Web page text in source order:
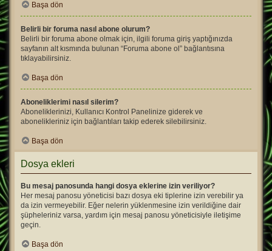
Başa dön
Belirli bir foruma nasıl abone olurum?
Belirli bir foruma abone olmak için, ilgili foruma giriş yaptığınızda
sayfanın alt kısmında bulunan “Foruma abone ol” bağlantısına
tıklayabilirsiniz.
Başa dön
Aboneliklerimi nasıl silerim?
Aboneliklerinizi, Kullanıcı Kontrol Panelinize giderek ve
abonelikleriniz için bağlantıları takip ederek silebilirsiniz.
Başa dön
Dosya ekleri
Bu mesaj panosunda hangi dosya eklerine izin veriliyor?
Her mesaj panosu yöneticisi bazı dosya eki tiplerine izin verebilir ya
da izin vermeyebilir. Eğer nelerin yüklenmesine izin verildiğine dair
şüpheleriniz varsa, yardım için mesaj panosu yöneticisiyle iletişime
geçin.
Başa dön